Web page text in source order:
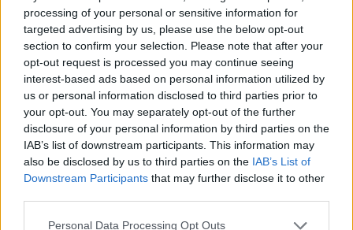
processing of your personal or sensitive information for
targeted advertising by us, please use the below opt-out
section to confirm your selection. Please note that after your
opt-out request is processed you may continue seeing
interest-based ads based on personal information utilized by
us or personal information disclosed to third parties prior to
your opt-out. You may separately opt-out of the further
disclosure of your personal information by third parties on the
IAB’s list of downstream participants. This information may
also be disclosed by us to third parties on the IAB’s List of
Downstream Participants that may further disclose it to other
Personal Data Processing Opt Outs
Ridklubben
2026-08-04 KL. 10:56
Ridskolan läggs